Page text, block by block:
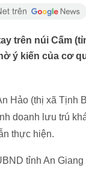
trên núi Cấm
ý kiến của cơ
Hảo (thị xã Tịnh
doanh lưu trú
thực hiện.
tỉnh An